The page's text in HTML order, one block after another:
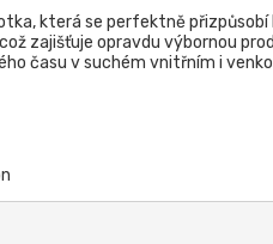
která se perfektně
zajišťuje opravdu výbornou
času v suchém vnitřním i